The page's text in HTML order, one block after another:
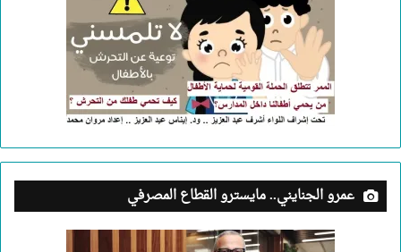
عمرو الجنايني.. مايسترو القطاع المصرفي